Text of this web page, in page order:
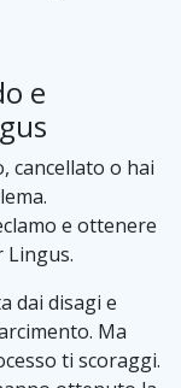
e
cancellato o hai
e ottenere
Lingus.
dai disagi e
Ma
ti scoraggi.